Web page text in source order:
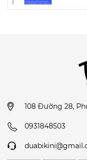
108 Đường 28,
0931848503